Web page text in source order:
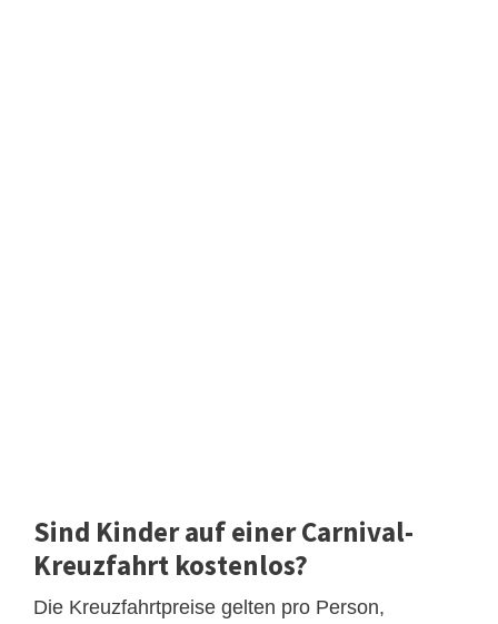
Sind Kinder auf einer Carnival-
Kreuzfahrt kostenlos?
Die Kreuzfahrtpreise gelten pro Person,